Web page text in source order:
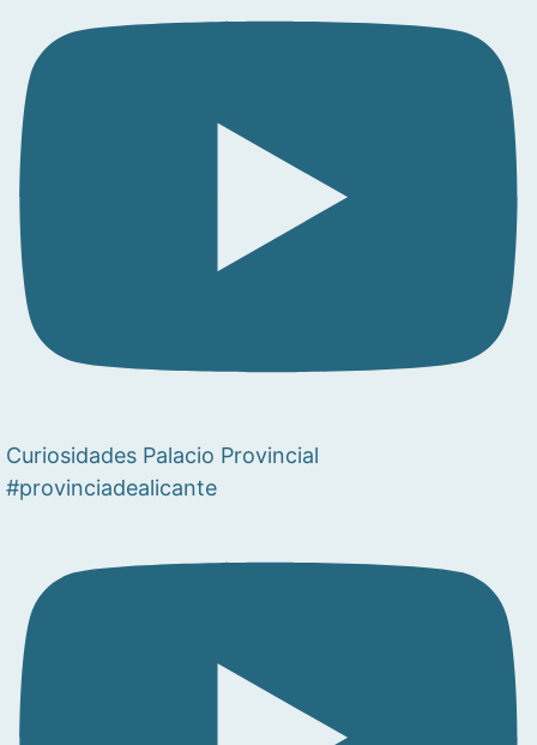
Curiosidades Palacio Provincial
#provinciadealicante